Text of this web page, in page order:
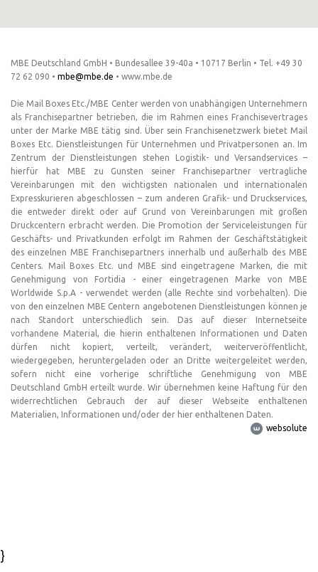
MBE Deutschland GmbH • Bundesallee 39-40a • 10717 Berlin • Tel. +49 30
72 62 090 • mbe@mbe.de • www.mbe.de
Die Mail Boxes Etc./MBE Center werden von unabhängigen Unternehmern
als Franchisepartner betrieben, die im Rahmen eines Franchisevertrages
unter der Marke MBE tätig sind. Über sein Franchisenetzwerk bietet Mail
Boxes Etc. Dienstleistungen für Unternehmen und Privatpersonen an. Im
Zentrum der Dienstleistungen stehen Logistik- und Versandservices –
hierfür hat MBE zu Gunsten seiner Franchisepartner vertragliche
Vereinbarungen mit den wichtigsten nationalen und internationalen
Expresskurieren abgeschlossen – zum anderen Grafik- und Druckservices,
die entweder direkt oder auf Grund von Vereinbarungen mit großen
Druckcentern erbracht werden. Die Promotion der Serviceleistungen für
Geschäfts- und Privatkunden erfolgt im Rahmen der Geschäftstätigkeit
des einzelnen MBE Franchisepartners innerhalb und außerhalb des MBE
Centers. Mail Boxes Etc. und MBE sind eingetragene Marken, die mit
Genehmigung von Fortidia - einer eingetragenen Marke von MBE
Worldwide S.p.A - verwendet werden (alle Rechte sind vorbehalten). Die
von den einzelnen MBE Centern angebotenen Dienstleistungen können je
nach Standort unterschiedlich sein. Das auf dieser Internetseite
vorhandene Material, die hierin enthaltenen Informationen und Daten
dürfen nicht kopiert, verteilt, verändert, weiterveröffentlicht,
wiedergegeben, heruntergeladen oder an Dritte weitergeleitet werden,
sofern nicht eine vorherige schriftliche Genehmigung von MBE
Deutschland GmbH erteilt wurde. Wir übernehmen keine Haftung für den
widerrechtlichen Gebrauch der auf dieser Webseite enthaltenen
Materialien, Informationen und/oder der hier enthaltenen Daten.
websolute
}